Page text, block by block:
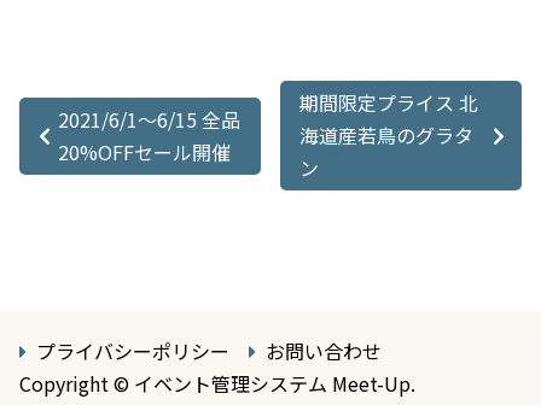
2021/6/1〜6/15 全品
20%OFFセール開催
期間限定プライス 北
海道産若鳥のグラタ
ン
プライバシーポリシー
お問い合わせ
Copyright © イベント管理システム Meet-Up.